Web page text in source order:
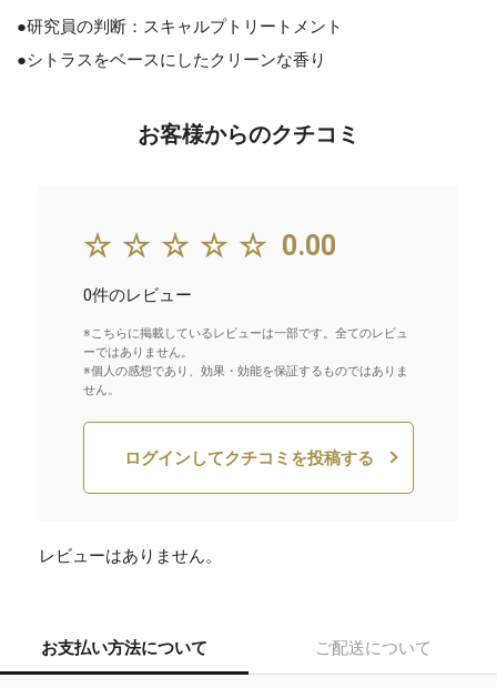
●研究員の判断：スキャルプトリートメント
●シトラスをベースにしたクリーンな香り
お客様からのクチコミ
☆☆☆☆☆ 0.00
0件のレビュー
※こちらに掲載しているレビューは一部です。全てのレビュ
ーではありません。
※個人の感想であり、効果・効能を保証するものではありま
せん。
ログインしてクチコミを投稿する
レビューはありません。
お支払い方法について ご配送について